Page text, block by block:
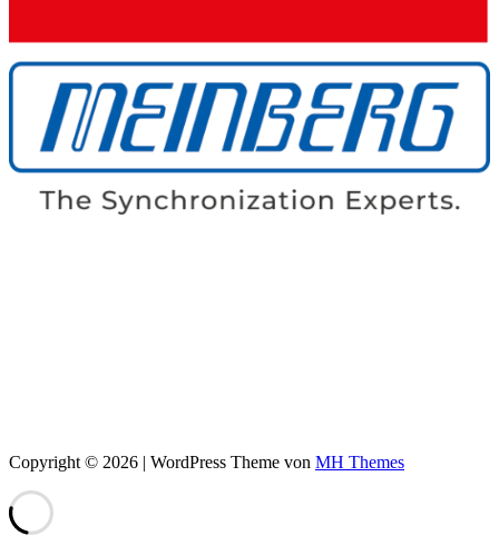
Copyright © 2026 | WordPress Theme von MH Themes